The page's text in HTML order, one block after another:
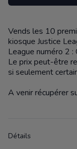
Description
Vends les 10
kiosque Justice
League numéro 2
Le prix peut-être
si seulement
A venir récupérer
Détails